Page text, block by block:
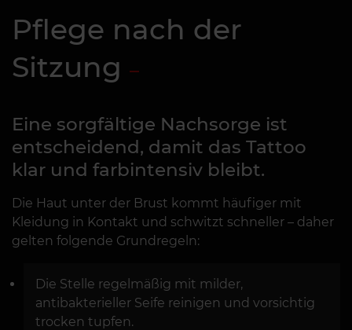
Pflege nach der
Sitzung
Eine sorgfältige Nachsorge ist
entscheidend, damit das Tattoo
klar und farbintensiv bleibt.
Die Haut unter der Brust kommt häufiger mit
Kleidung in Kontakt und schwitzt schneller – daher
gelten folgende Grundregeln:
Die Stelle regelmäßig mit milder,
antibakterieller Seife reinigen und vorsichtig
trocken tupfen.